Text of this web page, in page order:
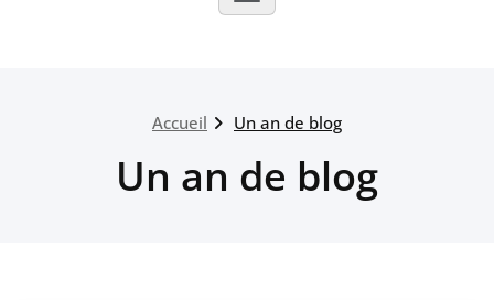
Accueil Un an de blog
Un an de blog